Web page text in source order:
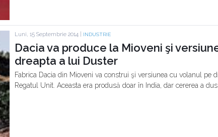
Luni, 15 Septembrie 2014 | INDUSTRIE
Dacia va produce la Mioveni şi
dreapta a lui Duster
Fabrica Dacia din Mioveni va construi şi versiunea cu volanul pe
Regatul Unit. Aceasta era produsă doar în India, dar cererea a